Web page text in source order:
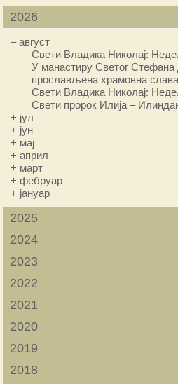
2026
–август
Свети Владика Николај:
У манастиру Светог Стефана
прослављена храмовна слава
Свети Владика Николај:
Свети пророк Илија –
+ јул
+ јун
+ мај
+април
+ март
+фебруар
+ јануар
2025
2024
2023
2022
2021
2020
2019
2018